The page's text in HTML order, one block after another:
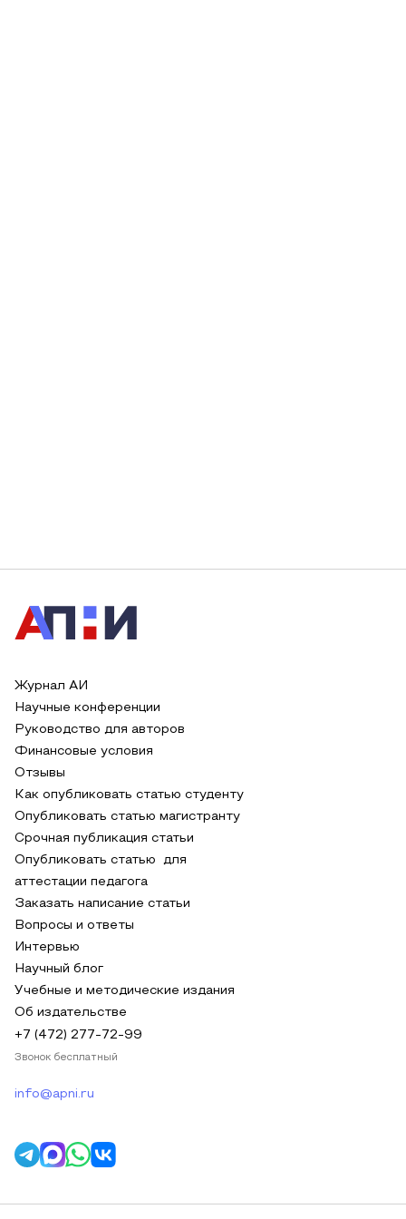
Журнал АИ
Научные конференции
Руководство для авторов
Финансовые условия
Отзывы
Как опубликовать статью студенту
Опубликовать статью магистранту
Срочная публикация статьи
Опубликовать статью для
аттестации педагога
Заказать написание статьи
Вопросы и ответы
Интервью
Научный блог
Учебные и методические издания
Об издательстве
+7 (472) 277-72-99
Звонок бесплатный
info@apni.ru